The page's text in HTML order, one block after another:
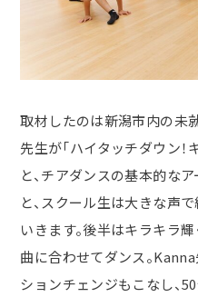
取材したのは新潟市内の未
先生が「ハイタッチダウン！
と、チアダンスの基本的な
と、スクール生は大きな声
いきます。後半はキラキラ
曲に合わせてダンス。Kanna
ションチェンジもこなし、50